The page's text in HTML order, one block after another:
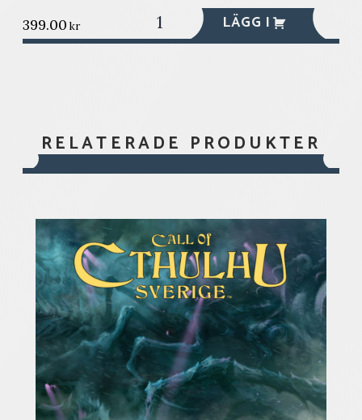
399.00 kr
Fallet
Cornelia
Karlsson
LÄGG I
RELATERADE PRODUKTER